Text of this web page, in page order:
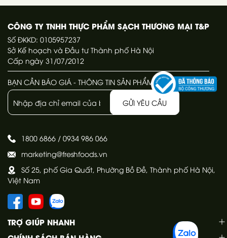
CÔNG TY TNHH THỰC PHẨM SẠCH THƯƠNG MẠI T&P
Số ĐKKD: 0105957237
Sở Kế hoạch và Đầu tư Thành phố Hà Nội
Cấp ngày 31/07/2012
BẠN CẦN BÁO GIÁ - THÔNG TIN SẢN PHẨM
GỬI YÊU CẦU
1800 6866 / 0934 986 066
marketing@freshfoods.vn
Số 25, phố Gia Quất, Phường Bồ Đề, Thành phố Hà Nội,
Việt Nam
TRỢ GIÚP NHANH